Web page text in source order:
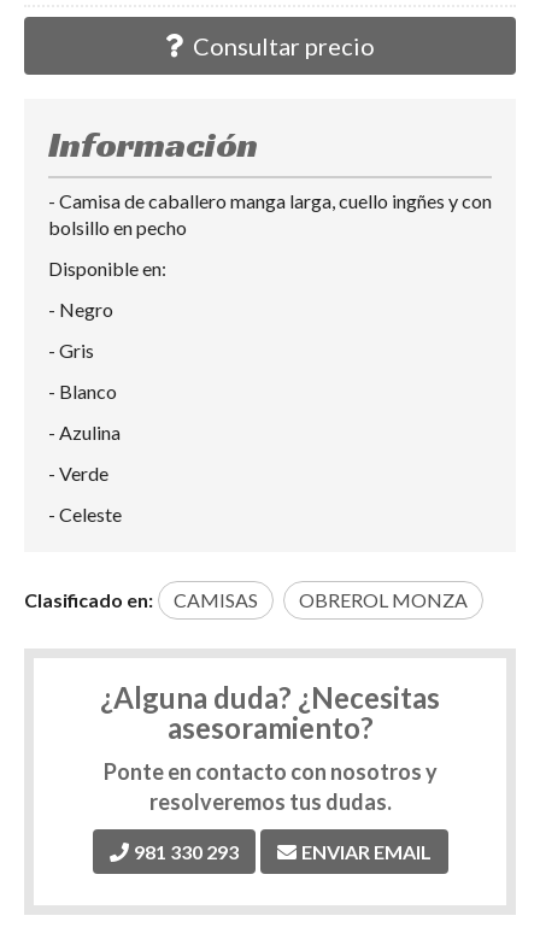
Consultar precio
Información
- Camisa de caballero manga larga, cuello ingñes y con
bolsillo en pecho
Disponible en:
- Negro
- Gris
- Blanco
- Azulina
- Verde
- Celeste
Clasificado en: CAMISAS OBREROL MONZA
¿Alguna duda? ¿Necesitas
asesoramiento?
Ponte en contacto con nosotros y
resolveremos tus dudas.
981 330 293 ENVIAR EMAIL